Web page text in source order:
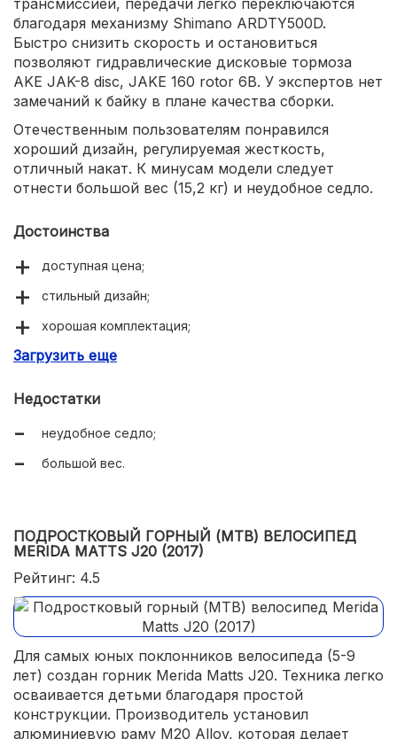
трансмиссией, передачи легко переключаются
благодаря механизму Shimano ARDTY500D.
Быстро снизить скорость и остановиться
позволяют гидравлические дисковые тормоза
AKE JAK-8 disc, JAKE 160 rotor 6B. У экспертов нет
замечаний к байку в плане качества сборки.
Отечественным пользователям понравился
хороший дизайн, регулируемая жесткость,
отличный накат. К минусам модели следует
отнести большой вес (15,2 кг) и неудобное седло.
Достоинства
доступная цена;
стильный дизайн;
хорошая комплектация;
отличный накат.
Загрузить еще
Недостатки
неудобное седло;
большой вес.
ПОДРОСТКОВЫЙ ГОРНЫЙ (MTB) ВЕЛОСИПЕД
MERIDA MATTS J20 (2017)
Рейтинг: 4.5
Для самых юных поклонников велосипеда (5-9
лет) создан горник Merida Matts J20. Техника легко
осваивается детьми благодаря простой
конструкции. Производитель установил
алюминиевую раму M20 Alloy, которая делает